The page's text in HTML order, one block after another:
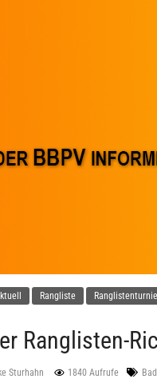
Rangliste
Ranglisten-
Sturhahn 1840 Aufrufe